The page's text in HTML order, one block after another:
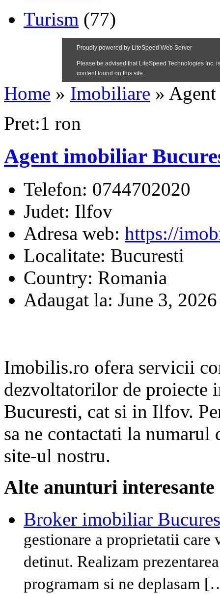
Turism (77)
Home » Imobiliare »
Pret:1 ron
Agent imobiliar
Telefon: 0744702020
Judet: Ilfov
Adresa web: https://
Localitate: Bucuresti
Country: Romania
Adaugat la: June 3,
Imobilis.ro ofera servicii
dezvoltatorilor de proiecte
Bucuresti, cat si in Ilfov.
sa ne contactati la numarul
site-ul nostru.
Alte anunturi interesante
Broker imobiliar
gestionare a proprietatii
detinut. Realizam
programam si ne deplasam